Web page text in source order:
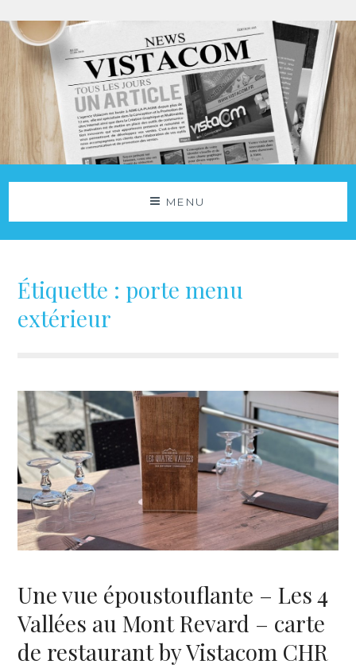
Aller
au
contenu
Agence Vistacom
NOS ACTUS
MENU
Étiquette : porte menu
extérieur
Une vue époustouflante – Les 4
Vallées au Mont Revard – carte
de restaurant by Vistacom CHR